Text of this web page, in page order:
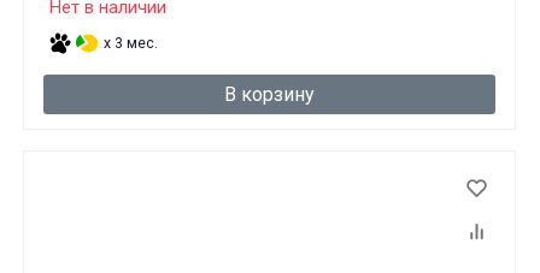
Нет в наличии
x 3 мес.
В корзину